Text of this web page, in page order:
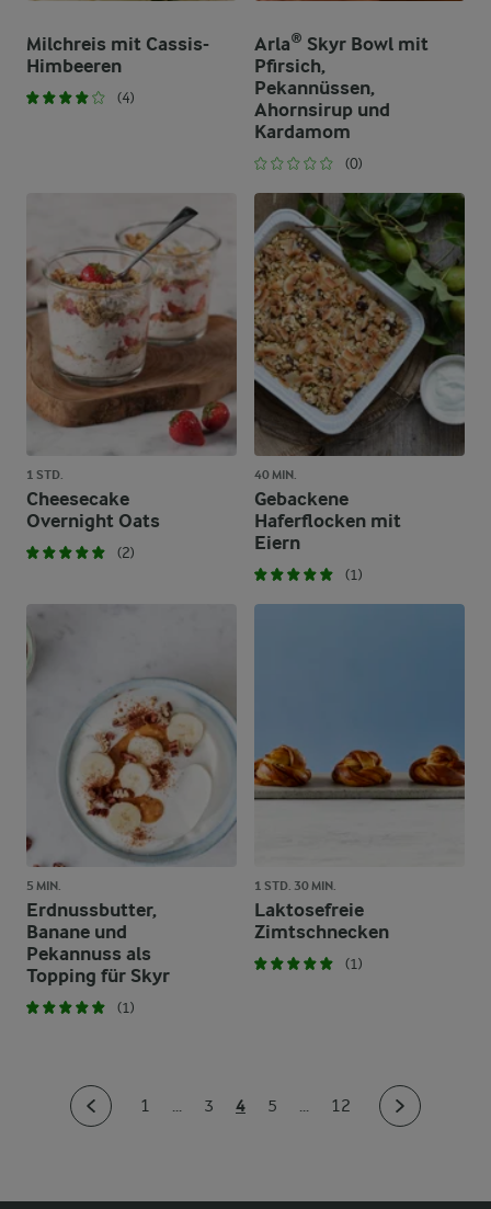
Milchreis mit Cassis-
Himbeeren
(4)
Arla® Skyr Bowl mit
Pfirsich,
Pekannüssen,
Ahornsirup und
Kardamom
(0)
1 STD.
Cheesecake
Overnight Oats
(2)
40 MIN.
Gebackene
Haferflocken mit
Eiern
(1)
5 MIN.
Erdnussbutter,
Banane und
Pekannuss als
Topping für Skyr
(1)
1 STD. 30 MIN.
Laktosefreie
Zimtschnecken
(1)
1 ... 3 4 5 ... 12